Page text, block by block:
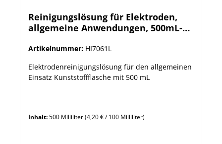
Reinigungslösung für Elektroden,
allgemeine Anwendungen, 500mL-
Artikelnummer: HI7061L
Elektrodenreinigungslösung für den allgemeinen
Einsatz Kunststoffflasche mit 500 mL
Inhalt:500 Milliliter(4,20 € / 100 Milliliter)